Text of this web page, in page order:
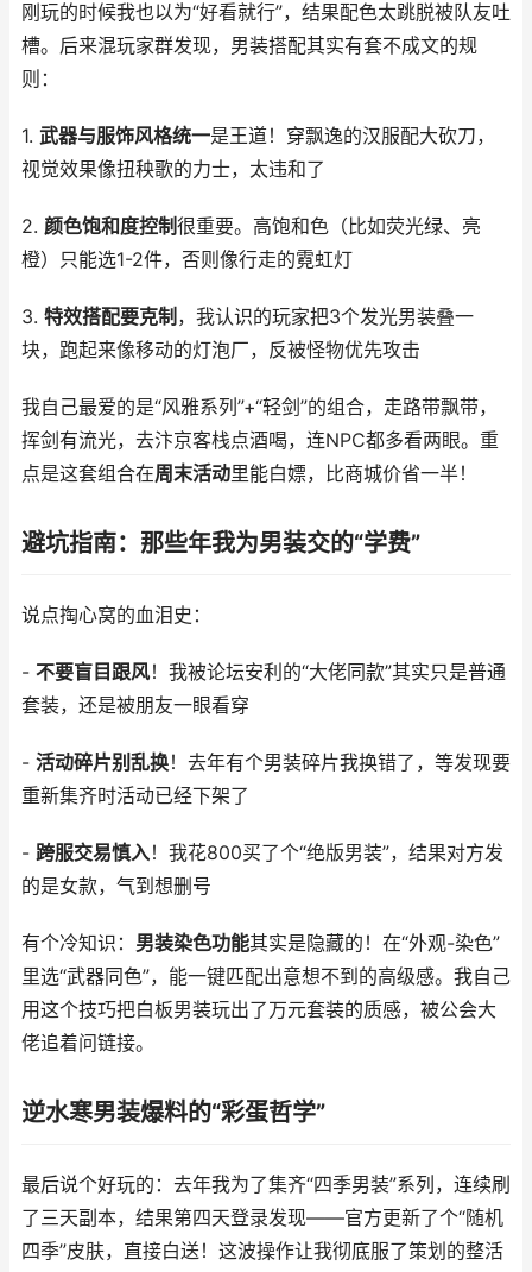
刚玩的时候我也以为“好看就行”，结果配色太跳脱被队友吐
槽。后来混玩家群发现，男装搭配其实有套不成文的规
则：
1. 武器与服饰风格统一是王道！穿飘逸的汉服配大砍刀，
视觉效果像扭秧歌的力士，太违和了
2. 颜色饱和度控制很重要。高饱和色（比如荧光绿、亮
橙）只能选1-2件，否则像行走的霓虹灯
3. 特效搭配要克制 ，我认识的玩家把3个发光男装叠一
块，跑起来像移动的灯泡厂，反被怪物优先攻击
我自己最爱的是“风雅系列”+“轻剑”的组合，走路带飘带，
挥剑有流光，去汴京客栈点酒喝，连NPC都多看两眼。重
点是这套组合在周末活动里能白嫖，比商城价省一半！
避坑指南：那些年我为男装交的“学费”
说点掏心窝的血泪史：
- 不要盲目跟风！我被论坛安利的“大佬同款”其实只是普通
套装，还是被朋友一眼看穿
- 活动碎片别乱换！去年有个男装碎片我换错了，等发现要
重新集齐时活动已经下架了
- 跨服交易慎入！我花800买了个“绝版男装”，结果对方发
的是女款，气到想删号
有个冷知识： 男装染色功能其实是隐藏的！在“外观-染色”
里选“武器同色”，能一键匹配出意想不到的高级感。我自己
用这个技巧把白板男装玩出了万元套装的质感，被公会大
佬追着问链接。
逆水寒男装爆料的“彩蛋哲学”
最后说个好玩的：去年我为了集齐“四季男装”系列，连续刷
了三天副本，结果第四天登录发现——官方更新了个“随机
四季”皮肤，直接白送！这波操作让我彻底服了策划的整活